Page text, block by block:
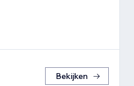
Bekijken